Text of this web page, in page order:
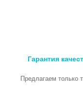
Гарантия
Предлагаем только